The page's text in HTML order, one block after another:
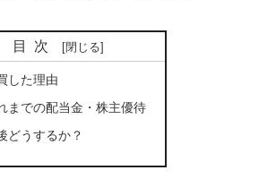
目次
した理由
までの配当金・株主優待
どうするか？